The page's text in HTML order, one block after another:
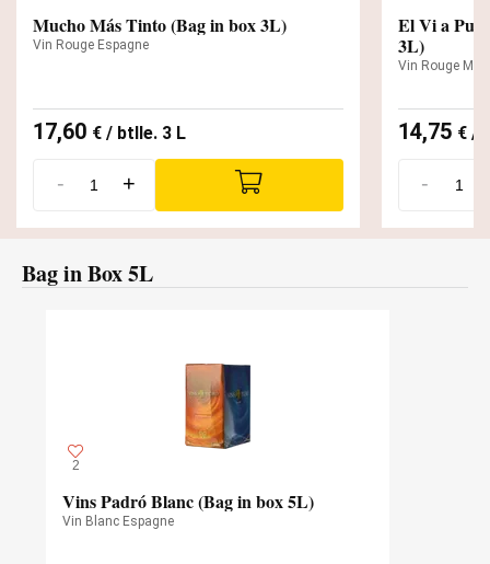
Mucho Más Tinto (Bag in box 3L)
Vin Rouge Espagne
17,60 € / btlle. 3 L
- +
El Vi a
3L)
Vin Rouge
14,75 €/
-
Bag in Box 5L
2
Vins Padró Blanc (Bag in box 5L)
Vin Blanc Espagne